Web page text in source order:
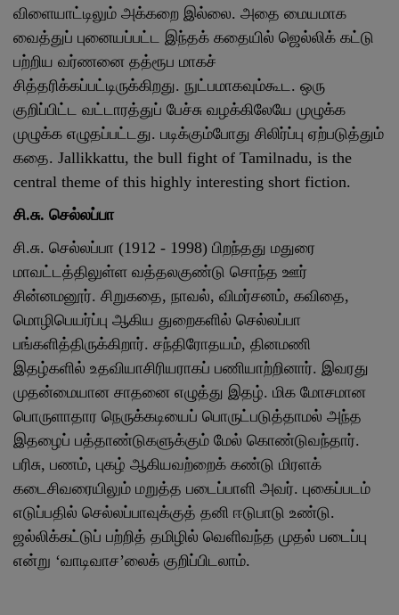
விளையாட்டிலும் அக்கறை இல்லை. அதை மையமாக
வைத்துப் புனையப்பட்ட இந்தக் கதையில் ஜெல்லிக் கட்டு
பற்றிய வர்ணனை தத்ரூப மாகச்
சித்தரிக்கப்பட்டிருக்கிறது. நுட்பமாகவும்கூட. ஒரு
குறிப்பிட்ட வட்டாரத்துப் பேச்சு வழக்கிலேயே முழுக்க
முழுக்க எழுதப்பட்டது. படிக்கும்போது சிலிர்ப்பு ஏற்படுத்தும்
கதை. Jallikkattu, the bull fight of Tamilnadu, is the
central theme of this highly interesting short fiction.
சி.சு. செல்லப்பா
சி.சு. செல்லப்பா (1912 - 1998) பிறந்தது மதுரை
மாவட்டத்திலுள்ள வத்தலகுண்டு சொந்த ஊர்
சின்னமனூர். சிறுகதை, நாவல், விமர்சனம், கவிதை,
மொழிபெயர்ப்பு ஆகிய துறைகளில் செல்லப்பா
பங்களித்திருக்கிறார். சந்திரோதயம், தினமணி
இதழ்களில் உதவியாசிரியராகப் பணியாற்றினார். இவரது
முதன்மையான சாதனை எழுத்து இதழ். மிக மோசமான
பொருளாதார நெருக்கடியைப் பொருட்படுத்தாமல் அந்த
இதழைப் பத்தாண்டுகளுக்கும் மேல் கொண்டுவந்தார்.
பரிசு, பணம், புகழ் ஆகியவற்றைக் கண்டு மிரளக்
கடைசிவரையிலும் மறுத்த படைப்பாளி அவர். புகைப்படம்
எடுப்பதில் செல்லப்பாவுக்குத் தனி ஈடுபாடு உண்டு.
ஜல்லிக்கட்டுப் பற்றித் தமிழில் வெளிவந்த முதல் படைப்பு
என்று ‘வாடிவாச’லைக் குறிப்பிடலாம்.